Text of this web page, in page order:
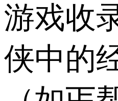
游戏收
侠中的